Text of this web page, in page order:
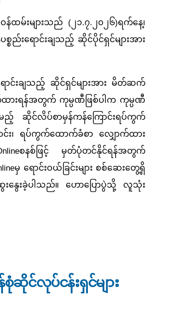
မ်းများသည် (၂၁.၇.၂၀၂၆)ရက်နေ့၊
စည်းရောင်းချသည့် ဆိုင်ပိုင်ရှင်များအား
းချသည့် ဆိုင်ရှင်များအား မိတ်ဆက်
ထားရန်အတွက် ကုမ္ပဏီဖြစ်ပါက ကုမ္ပဏီ
မည့် ဆိုင်လိပ်စာမှန်ကန်ကြောင်းရပ်ကွက်
င်း၊ ရပ်ကွက်ထောက်ခံစာ လျှောက်ထား
စနစ်ဖြင့် မှတ်ပုံတင်နိုင်ရန်အတွက်
မှ ရောင်းဝယ်ခြင်းများ စစ်ဆေးတွေ့ရှိ
းနွေးခဲ့ပါသည်။ ဟောပြောပွဲသို့ လူသုံး
ပေးဟောပြော
စုံဆိုင်လုပ်ငန်းရှင်များ